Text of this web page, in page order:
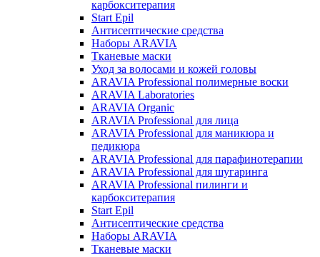
карбокситерапия
Start Epil
Антисептические средства
Наборы ARAVIA
Тканевые маски
Уход за волосами и кожей головы
ARAVIA Professional полимерные воски
ARAVIA Laboratories
ARAVIA Organic
ARAVIA Professional для лица
ARAVIA Professional для маникюра и
педикюра
ARAVIA Professional для парафинотерапии
ARAVIA Professional для шугаринга
ARAVIA Professional пилинги и
карбокситерапия
Start Epil
Антисептические средства
Наборы ARAVIA
Тканевые маски